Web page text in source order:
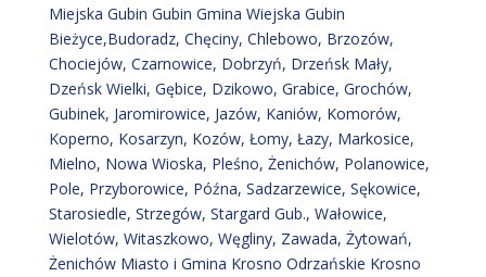
Miejska Gubin Gubin Gmina Wiejska Gubin
Bieżyce,Budoradz, Chęciny, Chlebowo, Brzozów,
Chociejów, Czarnowice, Dobrzyń, Drzeńsk Mały,
Dzeńsk Wielki, Gębice, Dzikowo, Grabice, Grochów,
Gubinek, Jaromirowice, Jazów, Kaniów, Komorów,
Koperno, Kosarzyn, Kozów, Łomy, Łazy, Markosice,
Mielno, Nowa Wioska, Pleśno, Żenichów, Polanowice,
Pole, Przyborowice, Późna, Sadzarzewice, Sękowice,
Starosiedle, Strzegów, Stargard Gub., Wałowice,
Wielotów, Witaszkowo, Węgliny, Zawada, Żytowań,
Żenichów Miasto i Gmina Krosno Odrzańskie Krosno